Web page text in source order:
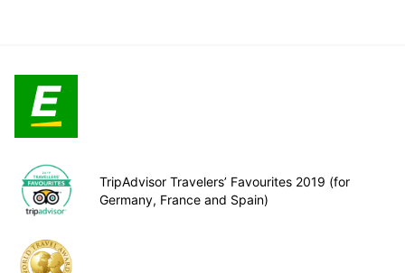
TripAdvisor Travelers’ Favourites 2019 (for
Germany, France and Spain)